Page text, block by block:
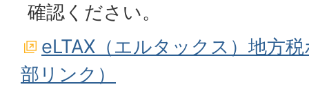
確認ください。
eLTAX（エルタックス）地方
部リンク）